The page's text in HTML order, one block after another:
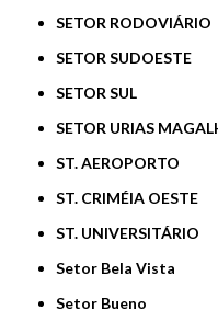
SETOR RODOVIÁRIO
SETOR SUDOESTE
SETOR SUL
SETOR URIAS
ST. AEROPORTO
ST. CRIMÉIA OESTE
ST. UNIVERSITÁRIO
Setor Bela Vista
Setor Bueno